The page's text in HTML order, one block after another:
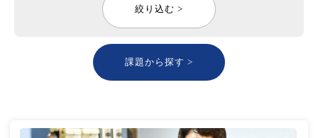
絞り込む >
課題から探す >